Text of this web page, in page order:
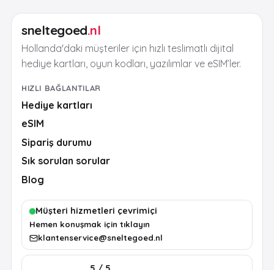
sneltegoed.nl
Hollanda'daki müşteriler için hızlı teslimatlı dijital
hediye kartları, oyun kodları, yazılımlar ve eSIM’ler.
HIZLI BAĞLANTILAR
Hediye kartları
eSIM
Sipariş durumu
Sık sorulan sorular
Blog
Müşteri hizmetleri çevrimiçi
Hemen konuşmak için tıklayın
klantenservice@sneltegoed.nl